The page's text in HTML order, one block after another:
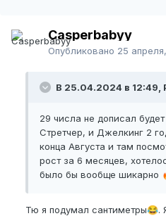
Casperbabyy
Опубликовано 25
В 25.04.2024 в 12:49,
29 числа не дописал
Стретчер, и Джелкинг 2
конца Августа и там
рост за 6 месяцев,
было бы вообще шикарно
Тю я подумал сантиметры😂.